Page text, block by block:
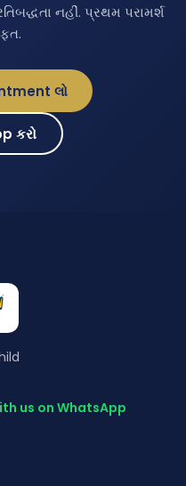
નહીં. પ્રથમ પરામર્શ
લો
કરો
us on WhatsApp